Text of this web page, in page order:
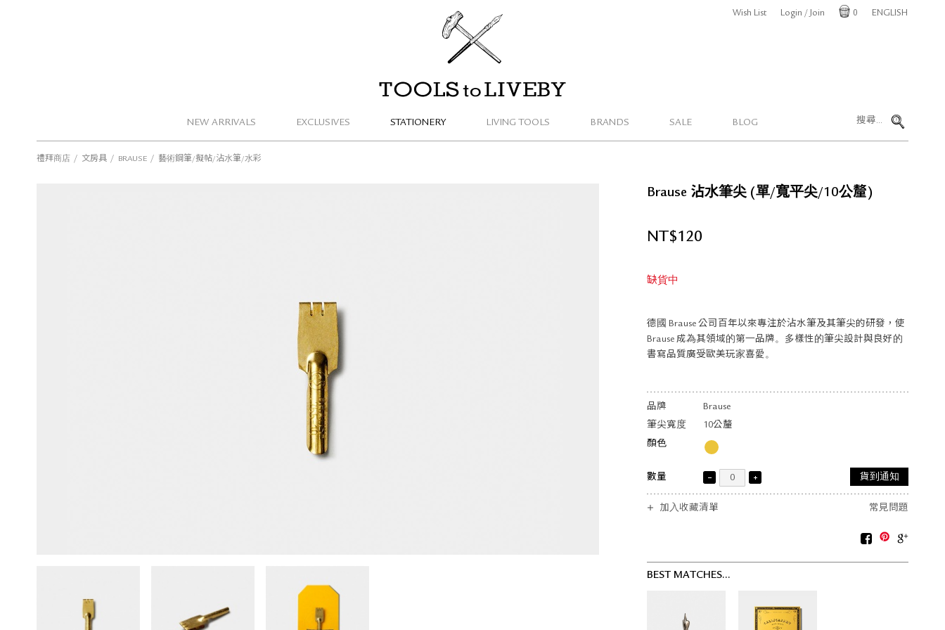
NEW ARRIVALS EXCLUSIVES STATIONERY LIVING TOOLS BRANDS SALE BLOG
Wish List
Login / Join
0 ENGLISH
禮拜商店 / 文房具 / BRAUSE / 藝術鋼筆/擬帖/沾水筆/水彩
Brause 沾水筆尖 (單/寬平尖/10公釐)
NT$120
缺貨中
德國 Brause 公司百年以來專注於沾水筆及其筆尖的研發，使
Brause 成為其領域的第一品牌。多樣性的筆尖設計與良好的
書寫品質廣受歐美玩家喜愛。
品牌
Brause
筆尖寬度
10公釐
顏色
數量 貨到通知
加入收藏清單 常見問題
BEST MATCHES...